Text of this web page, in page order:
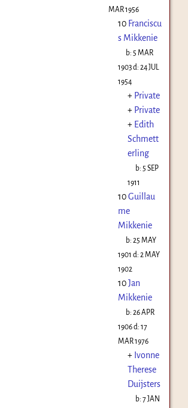
MAR 1956
10 Franciscu
s Mikkenie
b: 5 MAR
1903d: 24 JUL
1954
+ Private
+ Private
+ Edith
Schmett
erling
b: 5 SEP
1911
10Guillau
me
Mikkenie
b:25 MAY
1901 d: 2 MAY
1902
10Jan
Mikkenie
b:26 APR
1906d: 17
MAR 1976
+ Ivonne
Therese
Duijsters
b:7 JAN